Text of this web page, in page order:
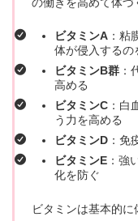
ビタミンA ：粘
体が侵入するの
ビタミンB群 ：
高める
ビタミンC ：白
う力を高める
ビタミンD ：免
ビタミンE ：強
化を防ぐ
ビタミンは基本的